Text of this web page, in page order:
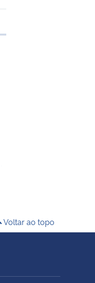
Voltar ao topo